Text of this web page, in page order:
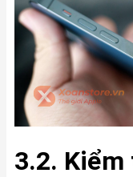
3.2. Kiểm